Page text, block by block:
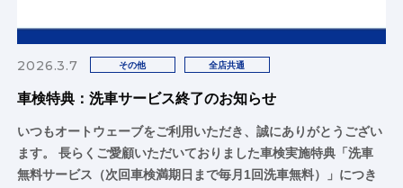
2026.3.7 その他 全店共通
車検特典：洗車サービス終了のお知らせ
いつもオートウェーブをご利用いただき、誠にありがとうござい
ます。 長らくご愛顧いただいておりました車検実施特典「洗車
無料サービス（次回車検満期日まで毎月1回洗車無料）」につき